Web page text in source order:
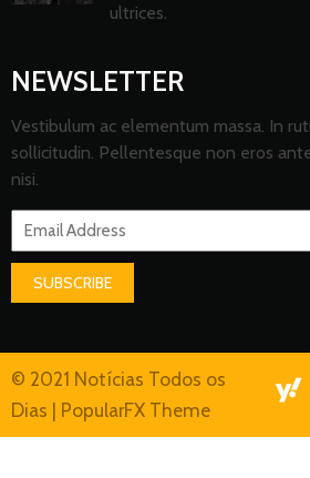
ultrices.
NEWSLETTER
Vestibulum ac elementum massa. In
sollicitudin. Pellentesque non eros
nisi.
SUBSCRIBE
© 2021 Notícias Todos os
Dias | PopularFX Theme